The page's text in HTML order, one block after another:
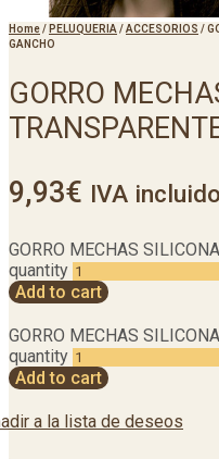
Home/ PELUQUERIA /ACCESORIOS /
GANCHO
GORRO
9,93€ IVA incluido
GORRO MECHAS
quantity
Add to cart
GORRO MECHAS
quantity
Add to cart
a la lista de deseos